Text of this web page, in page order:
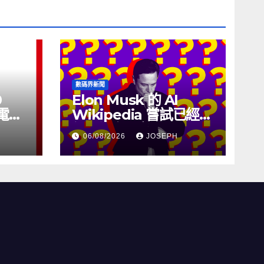
線
數碼界新聞
Elon Musk 的 AI
Wikipedia 嘗試已經幾
個月沒有更新了
06/08/2026 JOSEPH